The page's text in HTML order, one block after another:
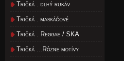
Tričká . dlhý rukáv
Tričká . maskáčové
Tričká . Reggae / SKA
Tričká ...Rôzne motívy